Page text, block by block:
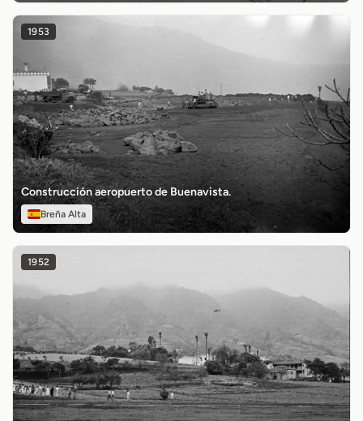
1953
Construcción aeropuerto de Buenavista.
Breña Alta
1952